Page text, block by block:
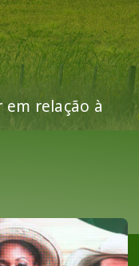
em relação à